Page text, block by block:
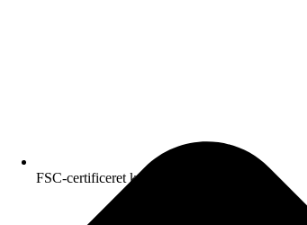
FSC-certificeret kvalitetspapir